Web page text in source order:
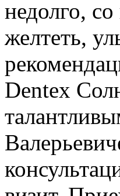
недолго,
желтеть,
Dentex